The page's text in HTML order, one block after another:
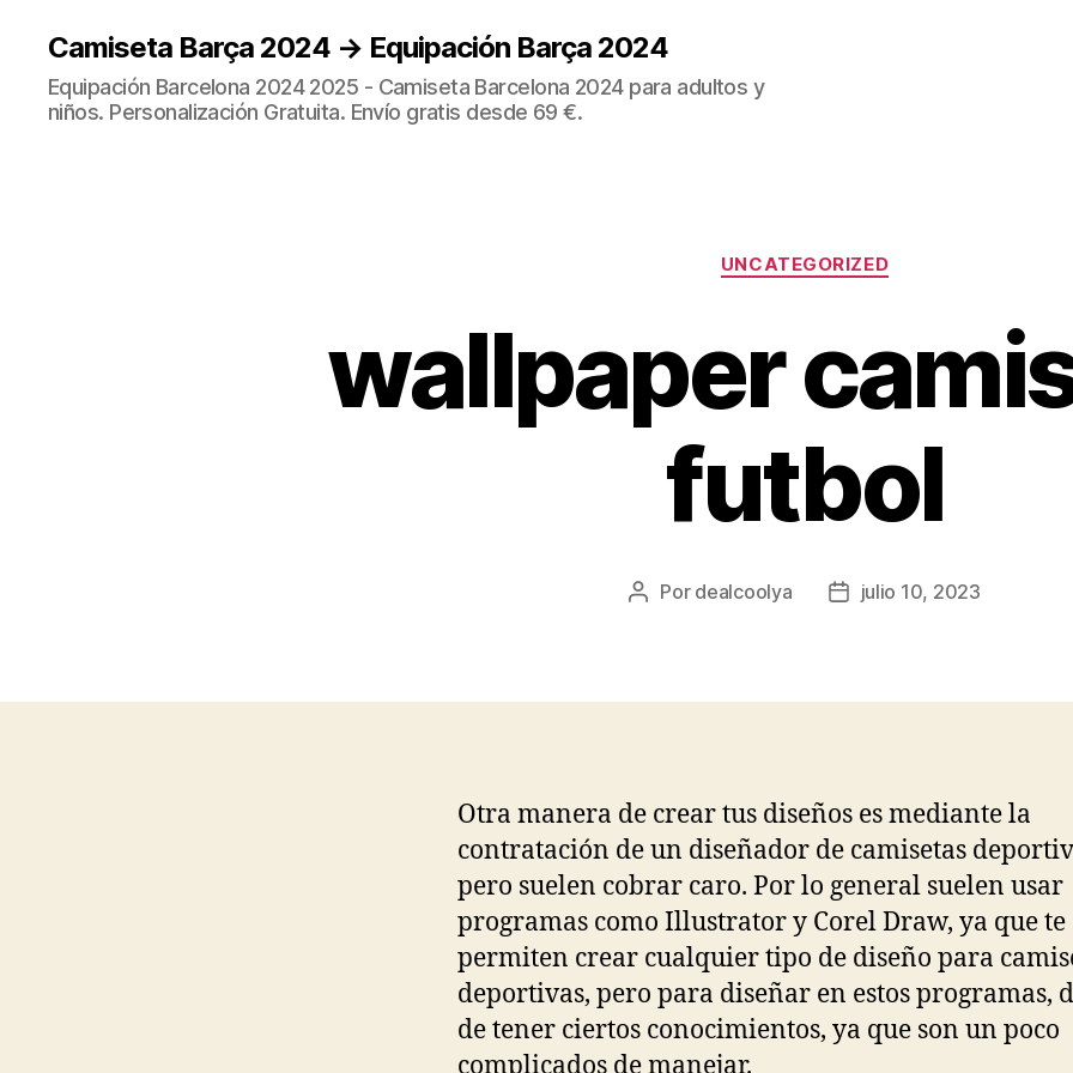
Camiseta Barça 2024 → Equipación Barça 2024
Equipación Barcelona 2024 2025 - Camiseta Barcelona 2024 para adultos y
niños. Personalización Gratuita. Envío gratis desde 69 €.
Categorías
UNCATEGORIZED
wallpaper
futbol
Autor
Por dealcoolya
Fechajulio 10, 2023
Otra manera de crear tus diseños es mediante la
contratación de un diseñador de camisetas
pero suelen cobrar caro. Por lo general suelen usar
programas como Illustrator y Corel Draw, ya que te
permiten crear cualquier tipo de diseño para
deportivas, pero para diseñar en estos programas,
de tener ciertos conocimientos, ya que son un poco
complicados de manejar.